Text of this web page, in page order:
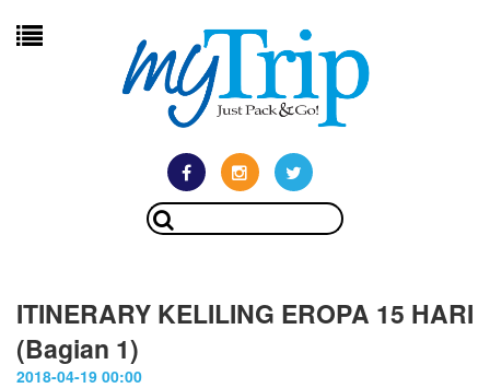
ITINERARY KELILING EROPA 15 HARI
(Bagian 1)
2018-04-19 00:00